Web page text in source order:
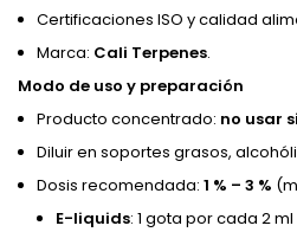
Certificaciones ISO y calidad
Marca: Cali Terpenes.
Modo de uso y preparación
Producto concentrado: no usar
Diluir en soportes grasos,
Dosis recomendada: 1 % – 3 %
E-liquids: 1 gota por cada 2